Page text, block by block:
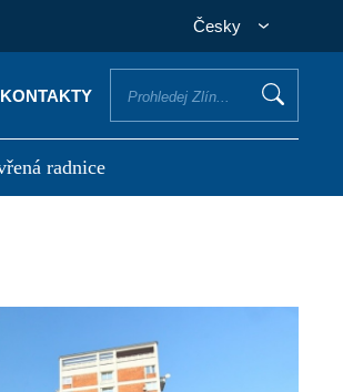
Česky
KONTAKTY
radnice